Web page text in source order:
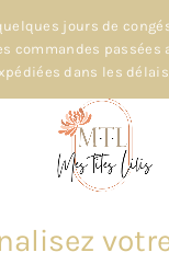
jours de
commandes
dans les